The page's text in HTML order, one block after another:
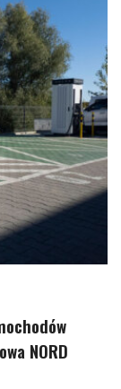
NORD